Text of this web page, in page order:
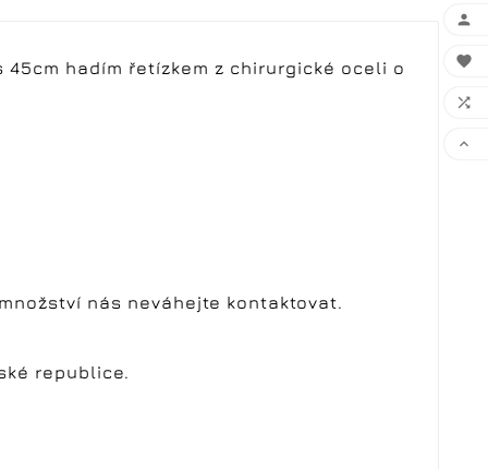
45cm hadím řetízkem z chirurgické oceli o
nás neváhejte kontaktovat.
republice.



